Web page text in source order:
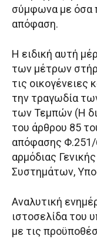
σύμφωνα με όσα
απόφαση.
Η ειδική αυτή
των μέτρων
τις οικογένειες
την τραγωδία
των Τεμπών (Η
του άρθρου 85
απόφασης
αρμόδιας
Συστημάτων,
Αναλυτική
ιστοσελίδα του
με τις